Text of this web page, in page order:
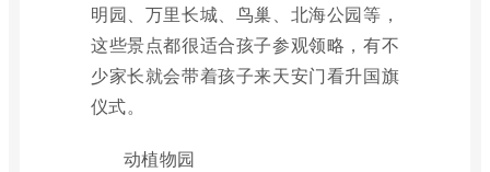
明园、万里长城、鸟巢、北海公园等，
这些景点都很适合孩子参观领略，有不
少家长就会带着孩子来天安门看升国旗
仪式。
动植物园